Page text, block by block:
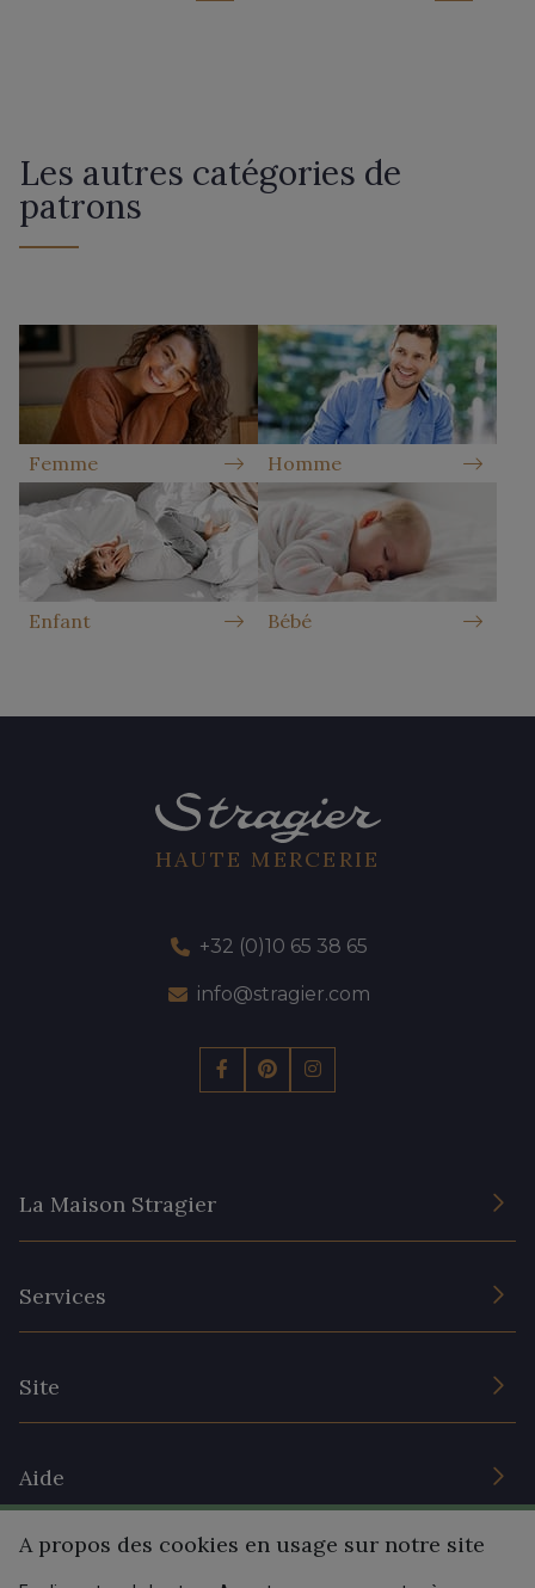
Les autres catégories de
patrons
Femme Homme
Enfant Bébé
HAUTE MERCERIE
+32 (0)10 65 38 65
info@stragier.com
La Maison Stragier
Services
Site
Prix réduits
Magazine
Aide
Livraison : France, Belgique, International
A propos des cookies en usage sur notre site